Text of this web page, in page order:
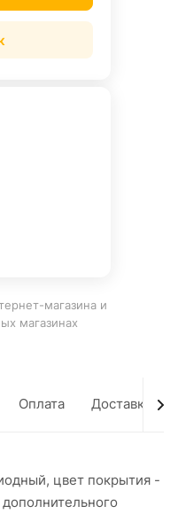
магазина и
магазинах
Оплата Доставка
цвет покрытия -